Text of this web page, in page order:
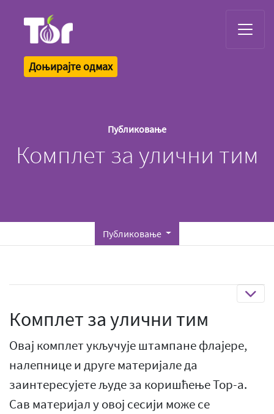
Доњирајте одмах
Публиковање
Комплет за улични тим
Публиковање
Комплет за улични тим
Овај комплет укључује штампане флајере,
налепнице и друге материјале да
заинтересујете људе за коришћење Тор-а.
Сав материјал у овој сесији може се